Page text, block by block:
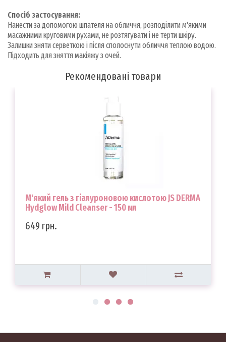
Спосіб застосування:
Нанести за допомогою шпателя на обличчя, розподілити м'якими
масажними круговими рухами, не розтягувати і не терти шкіру.
Залишки зняти серветкою і після сполоснути обличчя теплою водою.
Підходить для зняття макіяжу з очей.
Рекомендовані товари
М'який гель з гіалуроновою кислотою JS DERMA
Hydglow Mild Cleanser - 150 мл
649 грн.